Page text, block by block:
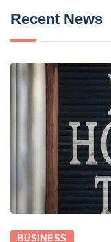
Recent News
BUSINESS